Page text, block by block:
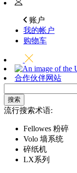
账户
我的帐户
购物车
合作伙伴网站
搜索
流行搜索术语:
Fellowes 粉碎
Volo 墙系统
碎纸机
LX系列